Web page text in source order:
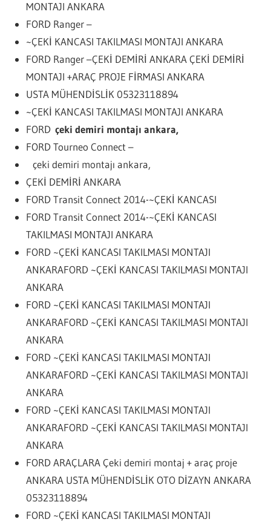
MONTAJI ANKARA
FORD Ranger –
~ÇEKİ KANCASI TAKILMASI MONTAJI ANKARA
FORD Ranger –ÇEKİ DEMİRİ ANKARA ÇEKİ DEMİRİ
MONTAJI +ARAÇ PROJE FİRMASI ANKARA
USTA MÜHENDİSLİK 05323118894
~ÇEKİ KANCASI TAKILMASI MONTAJI ANKARA
FORDçeki demiri montajı ankara,
FORD Tourneo Connect –
çeki demiri montajı ankara,
ÇEKİ DEMİRİ ANKARA
FORD Transit Connect 2014-~ÇEKİ KANCASI
FORD Transit Connect 2014-~ÇEKİ KANCASI
TAKILMASI MONTAJI ANKARA
FORD ~ÇEKİ KANCASI TAKILMASI MONTAJI
ANKARAFORD ~ÇEKİ KANCASI TAKILMASI MONTAJI
ANKARA
FORD ~ÇEKİ KANCASI TAKILMASI MONTAJI
ANKARAFORD ~ÇEKİ KANCASI TAKILMASI MONTAJI
ANKARA
FORD ~ÇEKİ KANCASI TAKILMASI MONTAJI
ANKARAFORD ~ÇEKİ KANCASI TAKILMASI MONTAJI
ANKARA
FORD ~ÇEKİ KANCASI TAKILMASI MONTAJI
ANKARAFORD ~ÇEKİ KANCASI TAKILMASI MONTAJI
ANKARA
FORD ARAÇLARA Çeki demiri montaj + araç proje
ANKARA USTA MÜHENDİSLİK OTO DİZAYN ANKARA
05323118894
FORD ~ÇEKİ KANCASI TAKILMASI MONTAJI